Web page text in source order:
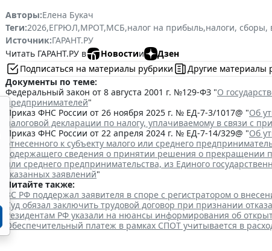
Авторы:Елена Букач
Теги:2026,ЕГРЮЛ,МРОТ,МСБ,налог на прибыль,налоги, сборы,
Источник:ГАРАНТ.РУ
Читать ГАРАНТ.РУ в
Новостии
Дзен
Подписаться на материалы рубрики
Другие материалы
Документы по теме:
Федеральный закон от 8 августа 2001 г. №129-ФЗ "О
предпринимателей"
Приказ ФНС России от 26 ноября 2025 г. № ЕД-7-3/1017@ "Об
налоговой декларации по налогу, уплачиваемому в связи с
Приказ ФНС России от 22 апреля 2024 г. № ЕД-7-14/329@ "Об
отнесенного к субъекту малого или среднего
содержащего сведения о принятии решения о прекращении
или среднего предпринимательства, из Единого
указанных заявлений"
Читайте также:
ВС РФ поддержал заявителя в споре с регистратором о
Суд обязал заключить трудовой договор при признании
Резидентам РФ указали на нюансы информирования об
Обеспечительный платеж в рамках СПОТ учитывается в